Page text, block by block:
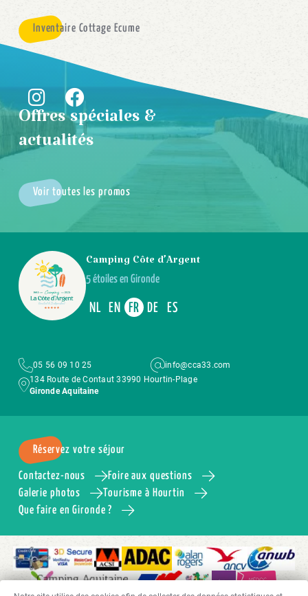
Inventaire Cottage Ecume
Offres spéciales &
actualités
Voir toutes les promos
Camping Côte d’Argent
5 étoiles en Gironde
NL EN FR DE ES
05 56 09 10 25
info@cca33.com
134 Route de Contaut 33990 Hourtin-Plage
Gironde Aquitaine
Réservez votre séjour
Contactez-nous
Foire aux questions
Galerie photos
Tourisme à Hourtin
Que faire en Gironde ?